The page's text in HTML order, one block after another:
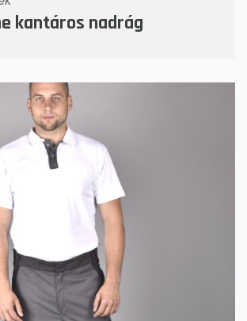
kantáros nadrág